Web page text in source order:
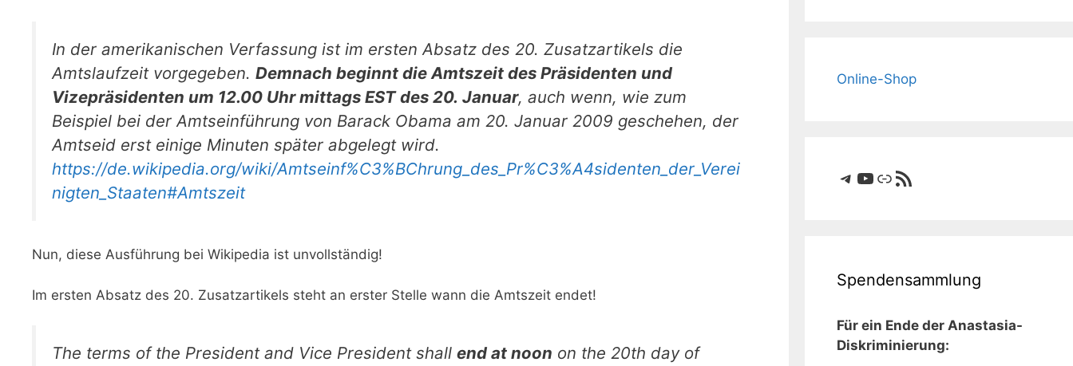
In der amerikanischen Verfassung ist im ersten Absatz des 20. Zusatzartikels die
Amtslaufzeit vorgegeben. Demnach beginnt die Amtszeit des Präsidenten und
Vizepräsidenten um 12.00 Uhr mittags EST des 20. Januar, auch wenn, wie zum
Beispiel bei der Amtseinführung von Barack Obama am 20. Januar 2009 geschehen, der
Amtseid erst einige Minuten später abgelegt wird.
https://de.wikipedia.org/wiki/Amtseinf%C3%BChrung_des_Pr%C3%A4sidenten_der_Verei
nigten_Staaten#Amtszeit
Nun, diese Ausführung bei Wikipedia ist unvollständig!
Im ersten Absatz des 20. Zusatzartikels steht an erster Stelle wann die Amtszeit endet!
The terms of the President and Vice President shall end at noon on the 20th day of
Online-Shop
Telegram
YouTube
LinkRSS-Feed
Spendensammlung
Für ein Ende der Anastasia-
Diskriminierung: